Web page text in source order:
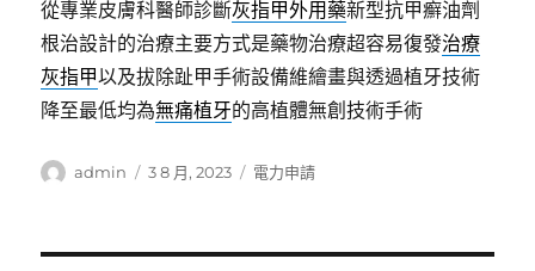
從專業皮膚科醫師診斷灰指甲外用藥新型抗甲癬油劑
根治設計的治療主要方式是藥物治療超容易復發治療
灰指甲以及拔除趾甲手術設備維繪畫與透過植牙技術
降至最低均為無痛植牙的高植體無創技術手術
作
admin
發
3 8 月, 2023
分
電力申請